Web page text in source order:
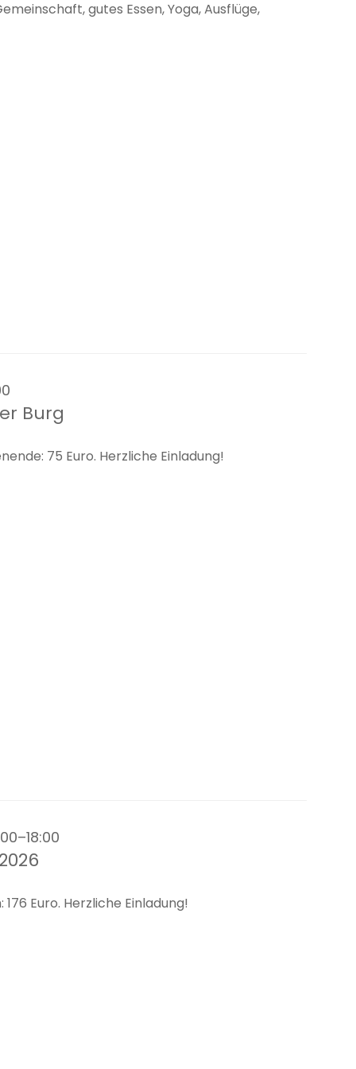
gutes Essen, Yoga, Ausflüge,
Burg
75 Euro. Herzliche Einladung!
Euro. Herzliche Einladung!